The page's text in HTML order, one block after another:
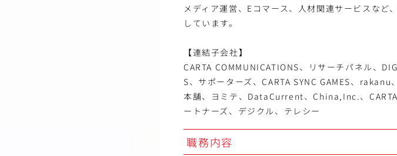
メディア運営、Eコマース、人材関連サービスな
しています。
【連結子会社】
CARTA COMMUNICATIONS、リサーチパネル、
S、サポーターズ、CARTA SYNC GAMES、
本舗、ヨミテ、DataCurrent、China,Inc.、
ートナーズ、デジクル、テレシー
職務内容